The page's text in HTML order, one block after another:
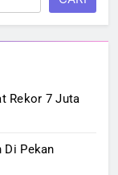
Rekor 7 Juta
Di Pekan